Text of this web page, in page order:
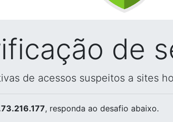
de
de acessos suspeitos a sites
, responda ao desafio abaixo.